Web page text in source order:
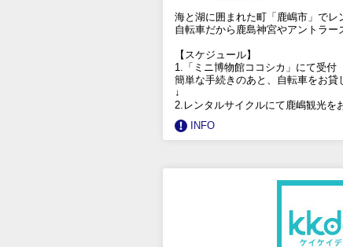
海と湖に囲まれた町「鹿嶋市」でレ
自転車だから鹿島神宮やアントラー
【スケジュール】
1.「ミニ博物館ココシカ」にて受付
簡単な手続きのあと、自転車をお貸
↓
2.レンタルサイクルにて鹿嶋観光を
INFO